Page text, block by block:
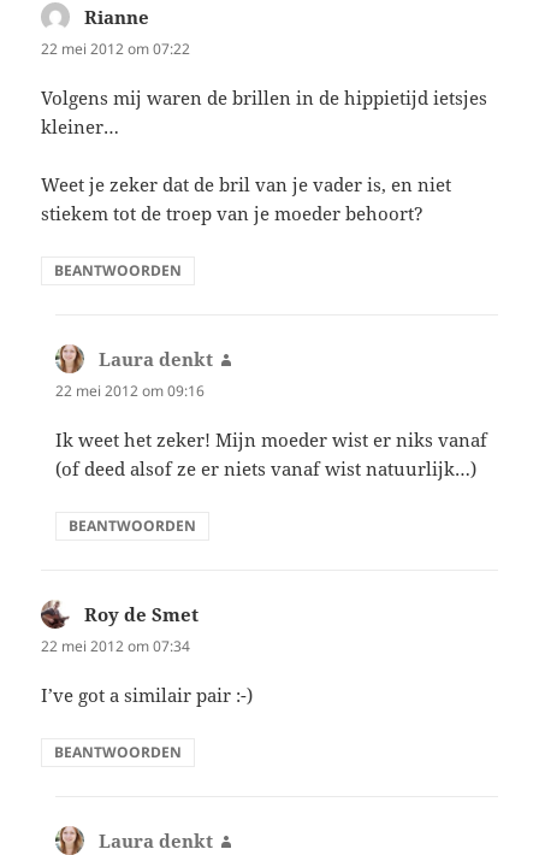
Rianne
22 mei 2012 om 07:22
Volgens mij waren de brillen in de hippietijd ietsjes
kleiner…
Weet je zeker dat de bril van je vader is, en niet
stiekem tot de troep van je moeder behoort?
BEANTWOORDEN
Laura denkt
22 mei 2012 om 09:16
Ik weet het zeker! Mijn moeder wist er niks vanaf
(of deed alsof ze er niets vanaf wist natuurlijk…)
BEANTWOORDEN
Roy de Smet
22 mei 2012 om 07:34
I’ve got a similair pair :-)
BEANTWOORDEN
Laura denkt